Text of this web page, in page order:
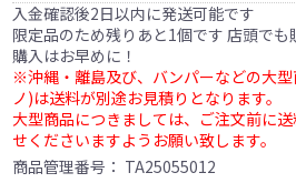
入金確認後2日以内に発送可能です
限定品のため残りあと1個です 店頭で
購入はお早めに！
※沖縄・離島及び、バンパーなどの大
ノ)は送料が別途お見積りとなります。
大型商品につきましては、ご注文前に
せくださいますようお願い致します。
商品管理番号： TA25055012